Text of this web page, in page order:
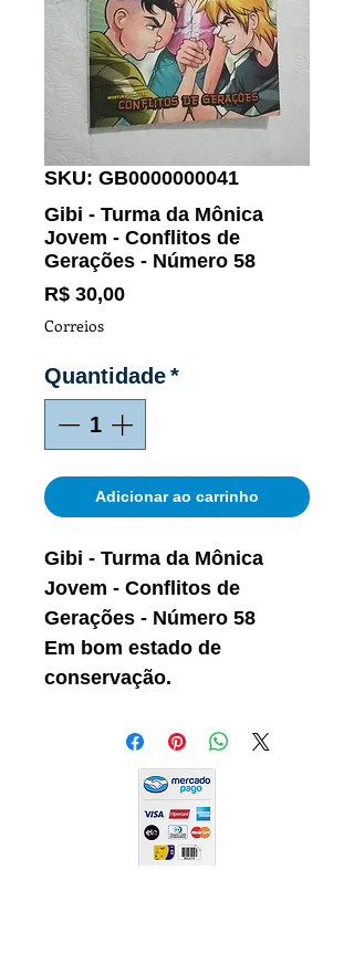
SKU: GB0000000041
Gibi - Turma da Mônica
Jovem - Conflitos de
Gerações - Número 58
R$ 30,00Preço
Correios
Quantidade*
Adicionar ao carrinho
Gibi - Turma da Mônica
Jovem - Conflitos de
Gerações - Número 58
Em bom estado de
conservação.